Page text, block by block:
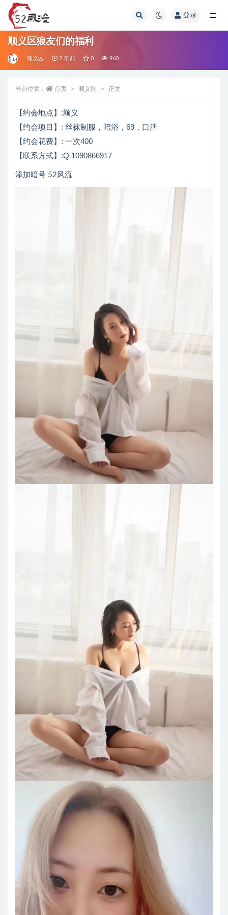
登录
顺义区狼友们的福利
顺义区 2 年前 0 960
当前位置： 首页 顺义区 正文
【约会地点】:顺义
【约会项目】: 丝袜制服，陪浴，69，口活
【约会花费】: 一次400
【联系方式】:Q 1090866917
添加暗号 52风流